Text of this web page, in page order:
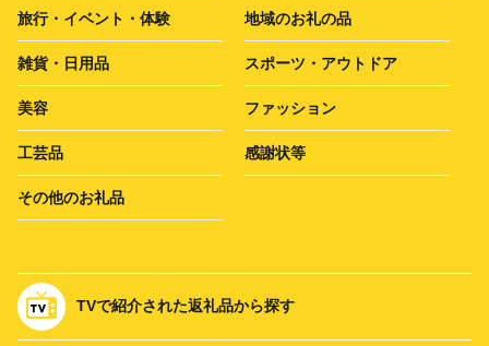
旅行・イベント・体験 地域のお礼の品
雑貨・日用品 スポーツ・アウトドア
美容 ファッション
工芸品 感謝状等
その他のお礼品
TVで紹介された返礼品から探す